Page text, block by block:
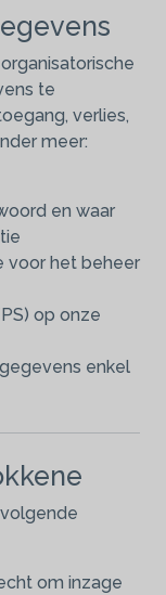
te
verlies,
meer:
en waar
voor het beheer
op onze
enkel
om inzage